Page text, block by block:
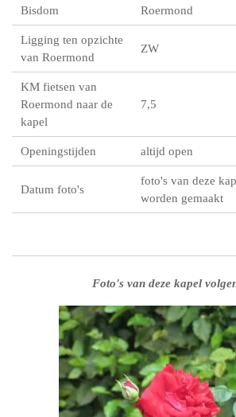
Bisdom Roermond
Ligging ten opzichte
van Roermond
ZW
KM fietsen van
Roermond naar de
kapel
7,5
Openingstijden altijd open
Datum foto's
foto's van deze
worden gemaakt
Foto's van deze kapel